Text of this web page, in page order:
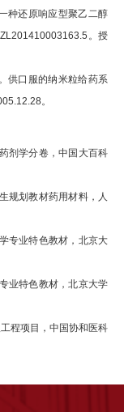
种还原响应型聚乙二醇
ZL201410003163.5 。授
供口服的纳米粒给药系
。
剂学分卷，中国大百科
规划教材药用材料，人
专业特色教材，北京大
业特色教材，北京大学
程项目，中国协和医科